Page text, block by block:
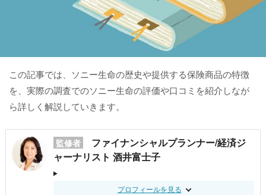
この記事では、ソニー生命の歴史や提供する保険商品の特徴
を、実際の調査でのソニー生命の評価や口コミを紹介しなが
ら詳しく解説していきます。
監修者
ファイナンシャルプランナー/経済ジ
ャーナリスト 酒井富士子
プロフィールを見る